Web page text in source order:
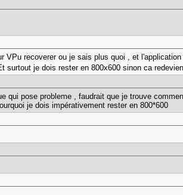
VPu recoverer ou je sais plus quoi , et
je dois rester en 800x600 sinon ca
qui pose probleme , faudrait que je trouve
je dois impérativement rester en 800*600